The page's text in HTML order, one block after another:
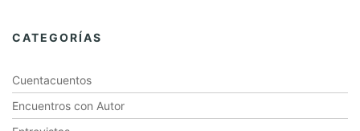
CATEGORÍAS
Cuentacuentos
Encuentros con Autor